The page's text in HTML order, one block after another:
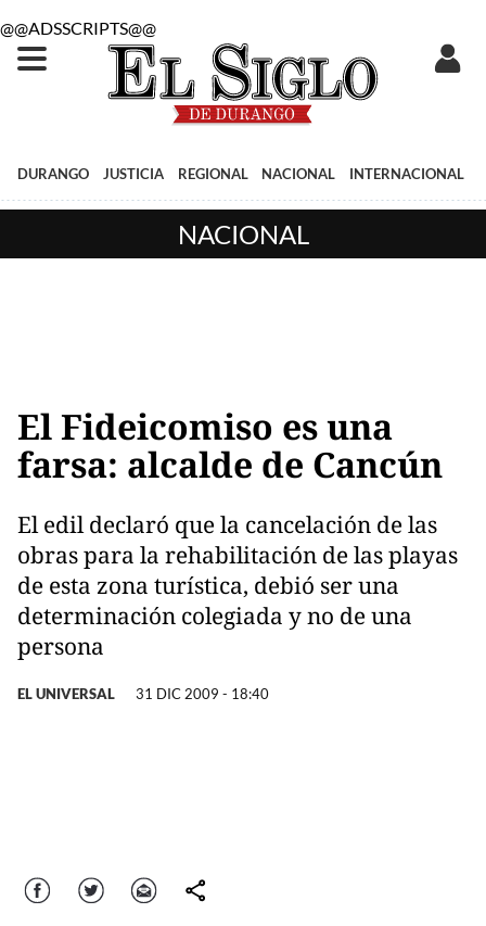
@@ADSSCRIPTS@@
DURANGO JUSTICIA REGIONAL NACIONAL INTERNACIONAL
NACIONAL
El Fideicomiso es una
farsa: alcalde de Cancún
El edil declaró que la cancelación de las
obras para la rehabilitación de las playas
de esta zona turística, debió ser una
determinación colegiada y no de una
persona
EL UNIVERSAL 31 DIC 2009 - 18:40
Facebook Twitter Correo comparte